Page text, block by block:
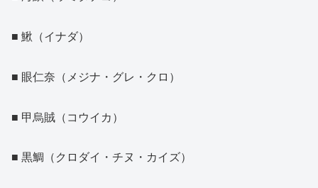
■ 鰍（イナダ）
■ 眼仁奈（メジナ・グレ・クロ）
■ 甲烏賊（コウイカ）
■ 黒鯛（クロダイ・チヌ・カイズ）